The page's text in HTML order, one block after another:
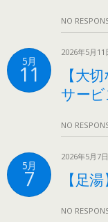
NO
5月
11
2026年5月11
【大
サー
NO
5月
7
2026年5月7日
【足
NO